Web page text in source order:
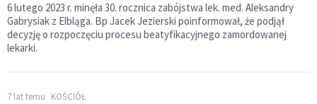
6 lutego 2023 r. minęła 30. rocznica zabójstwa lek. med. Aleksandry
Gabrysiak z Elbląga. Bp Jacek Jezierski poinformował, że podjął
decyzję o rozpoczęciu procesu beatyfikacyjnego zamordowanej
lekarki.
7 lat temu KOŚCIÓŁ